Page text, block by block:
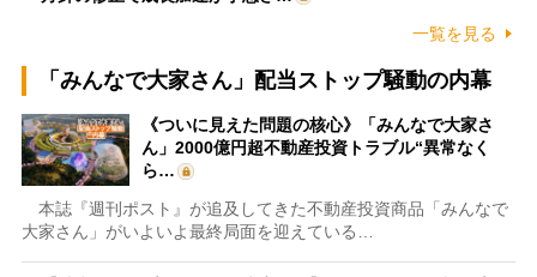
一覧を見る
「みんなで大家さん」配当ストップ騒動の内幕
《ついに見えた問題の核心》「みんなで大家さ
ん」2000億円超不動産投資トラブル“異常なく
ら…
本誌『週刊ポスト』が追及してきた不動産投資商品「みんなで
大家さん」がいよいよ最終局面を迎えている…